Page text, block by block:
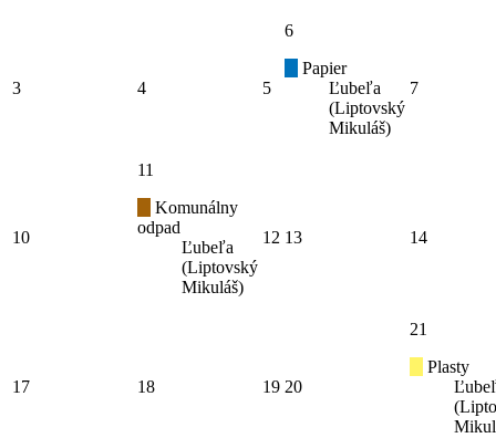
3 4 5
6
Papier
Ľubeľa
(Liptovský
Mikuláš)
7
10
11
Komunálny
odpad
Ľubeľa
(Liptovský
Mikuláš)
12 13 14
17 18 19 20
21
Plasty